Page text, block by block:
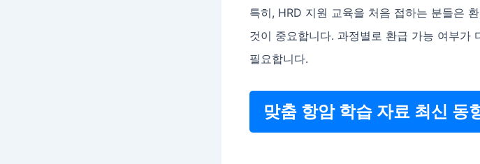
특히, HRD 지원 교육을 처음 접하는 분들은
것이 중요합니다. 과정별로 환급 가능 여부가
필요합니다.
맞춤 항암 학습 자료 최신 동